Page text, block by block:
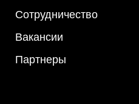
Сотрудничество
Вакансии
Партнеры